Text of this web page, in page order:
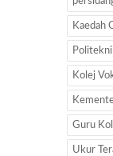
Kaedah
Kolej
Guru
Ukur